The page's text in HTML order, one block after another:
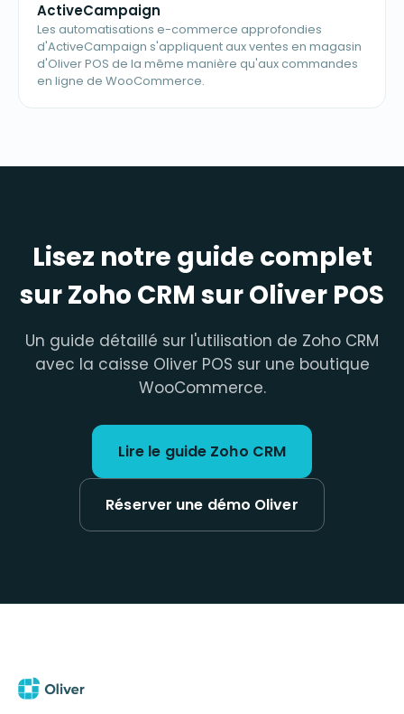
ActiveCampaign
Les automatisations e-commerce approfondies
d'ActiveCampaign s'appliquent aux ventes en magasin
d'Oliver POS de la même manière qu'aux commandes
en ligne de WooCommerce.
Lisez notre guide complet
sur Zoho CRM sur Oliver POS
Un guide détaillé sur l'utilisation de Zoho CRM
avec la caisse Oliver POS sur une boutique
WooCommerce.
Lire le guide Zoho CRM
Réserver une démo Oliver